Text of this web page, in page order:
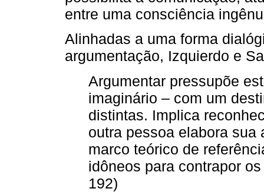
entre uma consciência
Alinhadas a uma forma
argumentação, Izquierdo e
Argumentar pressupõe
imaginário – com um
distintas. Implica
outra pessoa elabora sua
marco teórico de
idôneos para contrapor
192)